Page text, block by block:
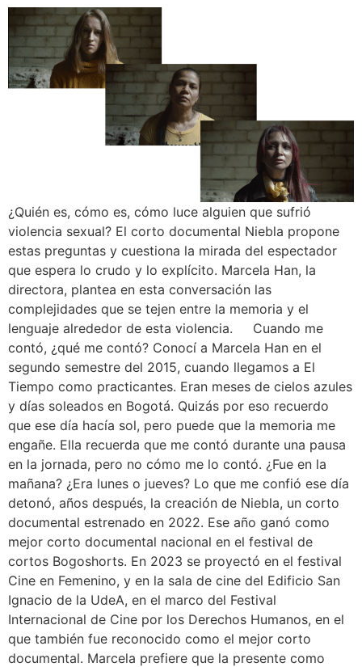
¿Quién es, cómo es, cómo luce alguien que sufrió
violencia sexual? El corto documental Niebla propone
estas preguntas y cuestiona la mirada del espectador
que espera lo crudo y lo explícito. Marcela Han, la
directora, plantea en esta conversación las
complejidades que se tejen entre la memoria y el
lenguaje alrededor de esta violencia. Cuando me
contó, ¿qué me contó? Conocí a Marcela Han en el
segundo semestre del 2015, cuando llegamos a El
Tiempo como practicantes. Eran meses de cielos azules
y días soleados en Bogotá. Quizás por eso recuerdo
que ese día hacía sol, pero puede que la memoria me
engañe. Ella recuerda que me contó durante una pausa
en la jornada, pero no cómo me lo contó. ¿Fue en la
mañana? ¿Era lunes o jueves? Lo que me confió ese día
detonó, años después, la creación de Niebla, un corto
documental estrenado en 2022. Ese año ganó como
mejor corto documental nacional en el festival de
cortos Bogoshorts. En 2023 se proyectó en el festival
Cine en Femenino, y en la sala de cine del Edificio San
Ignacio de la UdeA, en el marco del Festival
Internacional de Cine por los Derechos Humanos, en el
que también fue reconocido como el mejor corto
documental. Marcela prefiere que la presente como